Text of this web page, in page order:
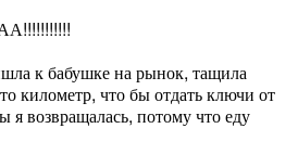
к бабушке на рынок, тащила
километр, что бы отдать ключи от
я возвращалась, потому что еду